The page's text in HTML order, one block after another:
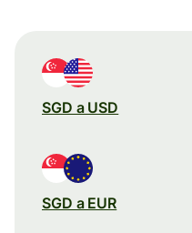
SGD a USD
SGD a EUR